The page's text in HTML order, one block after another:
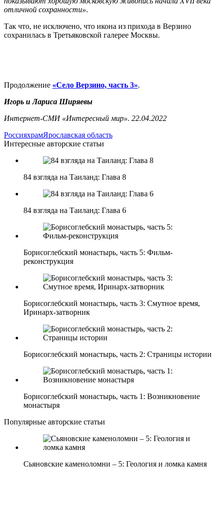
отличной сохранности».
Так что, не исключено, что икона из прихода в Верзино
сохранилась в Третьяковской галерее Москвы.
Продолжение «Село Верзино, часть 3».
Игорь и Лариса Ширяевы
Интернет-СМИ «Интересный мир». 22.04.2022
РоссияхрамЯрославская область
Интересные авторские статьи
84 взгляда на Таиланд: Глава 8
84 взгляда на Таиланд: Глава 6
Борисоглебский монастырь, часть 5: Фильм-
реконструкция
Борисоглебский монастырь, часть 3: Смутное время,
Иринарх-затворник
Борисоглебский монастырь, часть 2: Страницы истории
Борисоглебский монастырь, часть 1: Возникновение
монастыря
Популярные авторские статьи
Сьяновские каменоломни – 5: Геология и ломка камня